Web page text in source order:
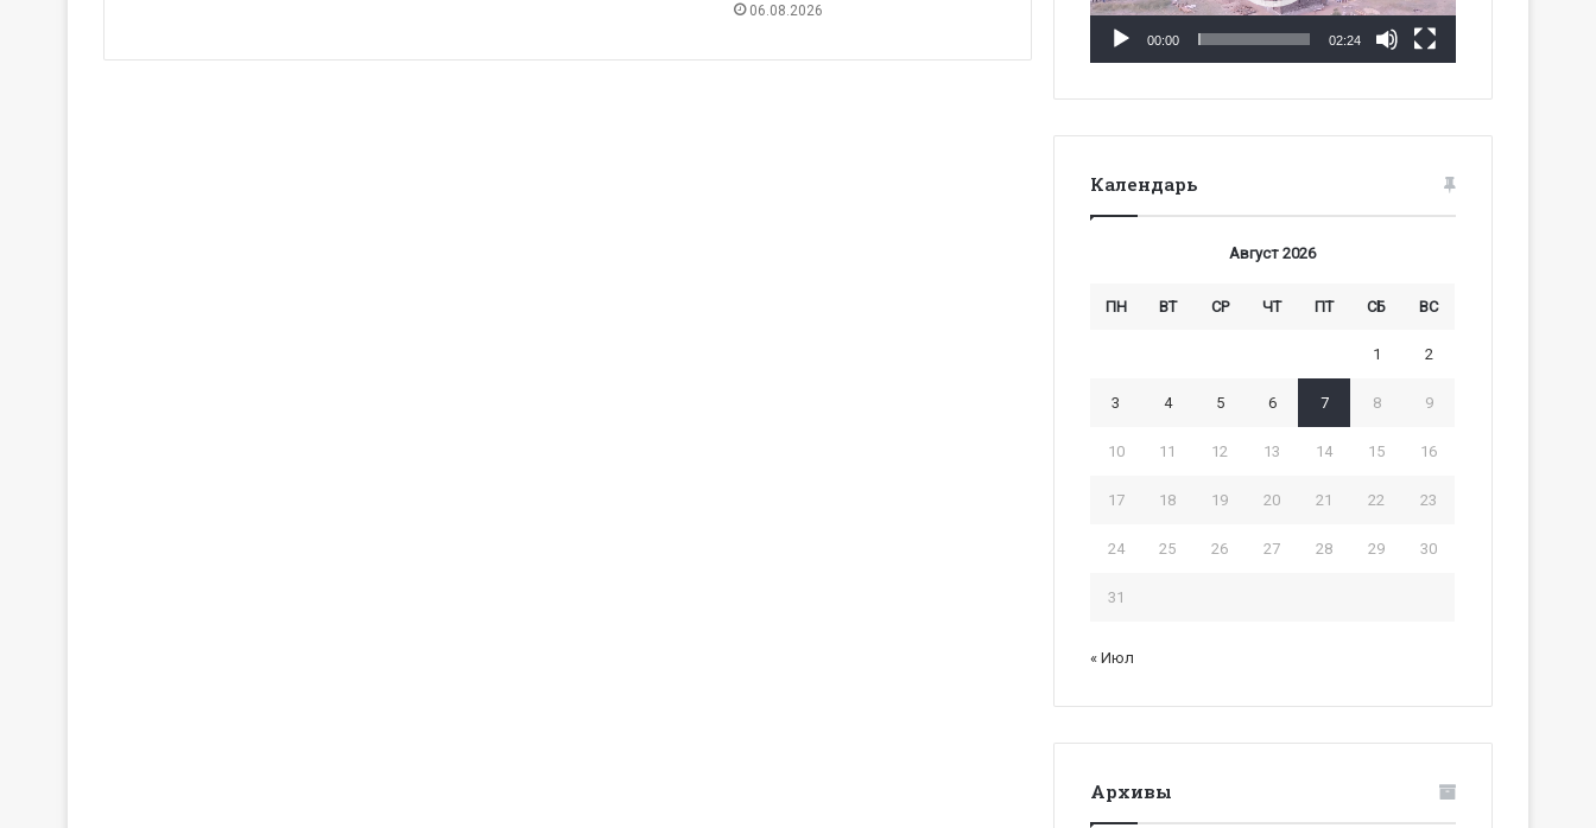
06.08.2026
00:00 02:24
Календарь
Август 2026
ПН ВТ СР ЧТ ПТ СБ ВС
1 2
3 4 5 6 7 8 9
10 11 12 13 14 15 16
17 18 19 20 21 22 23
24 25 26 27 28 29 30
31
« Июл
Архивы